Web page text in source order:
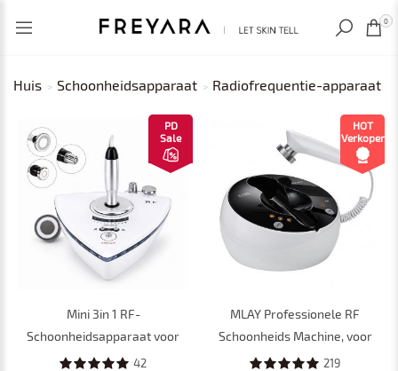
RECENT BEKEKEN 0
Huis Schoonheidsapparaat Radiofrequentie-apparaat
PD
Sale
Mini 3in 1 RF-
Schoonheidsapparaat voor
Gezicht en Oogcontour –
42
HOT
Verkoper
MLAY Professionele RF
Schoonheids Machine, voor
Liften, Tonifiëren,
219